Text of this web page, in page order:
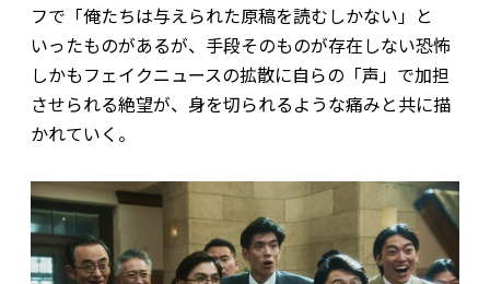
フで「俺たちは与えられた原稿を読むしかない」と
いったものがあるが、手段そのものが存在しない恐怖――
しかもフェイクニュースの拡散に自らの「声」で加担
させられる絶望が、身を切られるような痛みと共に描
かれていく。